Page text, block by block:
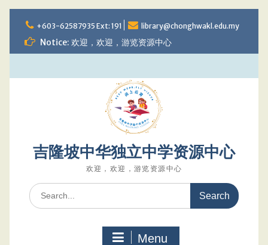
to
content
+603-62587935 Ext: 191 library@chonghwakl.edu.my
Notice: 欢迎，欢迎，游览资源中心
吉隆坡中华独立中学资源中心
欢迎，欢迎，游览资源中心
Search
for:
Menu